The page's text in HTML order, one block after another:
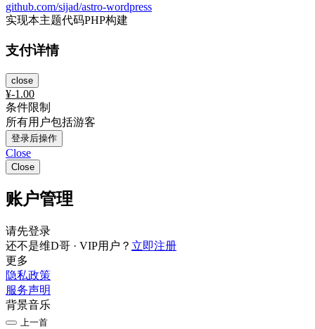
github.com/sijad/astro-wordpress
实现本主题代码PHP构建
支付详情
close
¥-1.00
条件限制
所有用户包括游客
登录后操作
Close
Close
账户管理
请先登录
还不是维D哥 · VIP用户？ 立即注册
更多
隐私政策
服务声明
背景音乐
上一首